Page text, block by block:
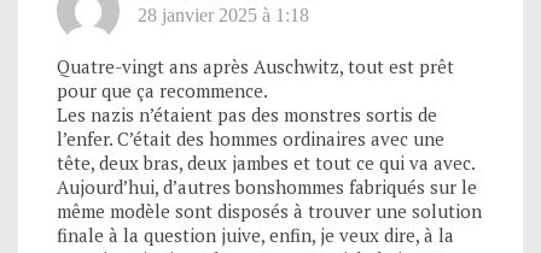
28 janvier 2025 à 1:18
Quatre-vingt ans après Auschwitz, tout est prêt
pour que ça recommence.
Les nazis n’étaient pas des monstres sortis de
l’enfer. C’était des hommes ordinaires avec une
tête, deux bras, deux jambes et tout ce qui va avec.
Aujourd’hui, d’autres bonshommes fabriqués sur le
même modèle sont disposés à trouver une solution
finale à la question juive, enfin, je veux dire, à la